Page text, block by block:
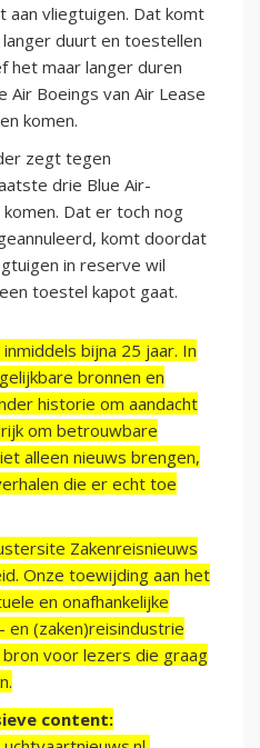
vliegtuigen. Dat komt
duurt en toestellen
het maar langer duren
Boeings van Air Lease
komen.
zegt tegen
drie Blue Air-
Dat er toch nog
komt doordat
in reserve wil
toestel kapot gaat.
bijna 25 jaar. In
bronnen en
historie om aandacht
om betrouwbare
alleen nieuws brengen,
die er echt toe
Zakenreisnieuws
Onze toewijding aan het
en onafhankelijke
en (zaken)reisindustrie
voor lezers die graag
content: